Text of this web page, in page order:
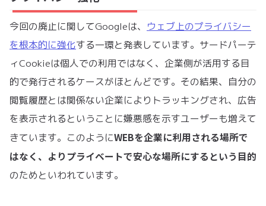
今回の廃止に関してGoogleは、 ウェブ上のプライバシー
を根本的に強化する一環と発表しています。サードパーテ
ィCookieは個人での利用ではなく、企業側が活用する目
的で発行されるケースがほとんどです。その結果、自分の
閲覧履歴とは関係ない企業によりトラッキングされ、広告
を表示されるということに嫌悪感を示すユーザーも増えて
きています。このようにWEBを企業に利用される場所で
はなく、よりプライベートで安心な場所にするという目的
のためといわれています。